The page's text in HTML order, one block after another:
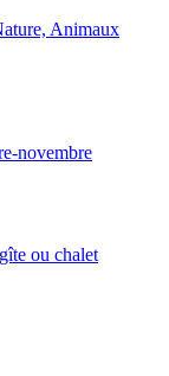
Animaux
novembre
ou chalet